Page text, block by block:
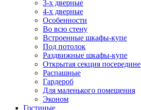
3-х дверные
4-х дверные
Особенности
Во всю стену
Встроенные шкафы-купе
Под потолок
Раздвижные шкафы-купе
Открытая секция посередине
Распашные
Гардероб
Для маленького помещения
Эконом
Гостиные